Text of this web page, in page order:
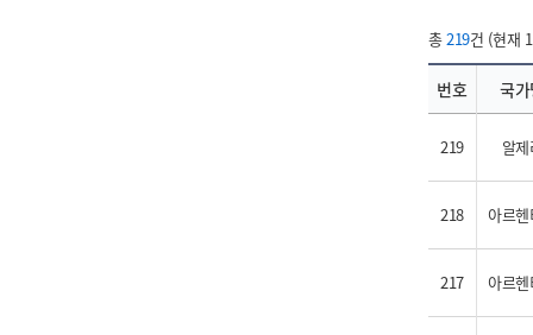
총219건 (현재
번호 국
219 알
218 아르
217 아르